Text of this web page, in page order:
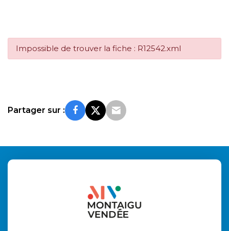
Impossible de trouver la fiche : R12542.xml
Partager sur :